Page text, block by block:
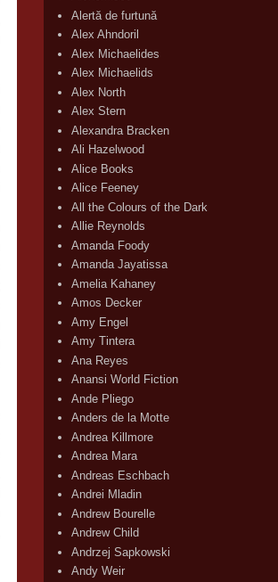
Alertă de furtună
Alex Ahndoril
Alex Michaelides
Alex Michaelids
Alex North
Alex Stern
Alexandra Bracken
Ali Hazelwood
Alice Books
Alice Feeney
All the Colours of the Dark
Allie Reynolds
Amanda Foody
Amanda Jayatissa
Amelia Kahaney
Amos Decker
Amy Engel
Amy Tintera
Ana Reyes
Anansi World Fiction
Ande Pliego
Anders de la Motte
Andrea Killmore
Andrea Mara
Andreas Eschbach
Andrei Mladin
Andrew Bourelle
Andrew Child
Andrzej Sapkowski
Andy Weir